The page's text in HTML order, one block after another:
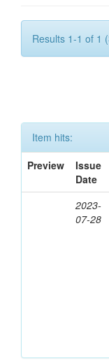
Results 1-1 of 1
Item hits:
Preview
Issue
Date
2023-
07-28